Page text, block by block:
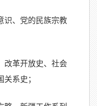
识、党的民族宗教
改革开放史、社会
系史；